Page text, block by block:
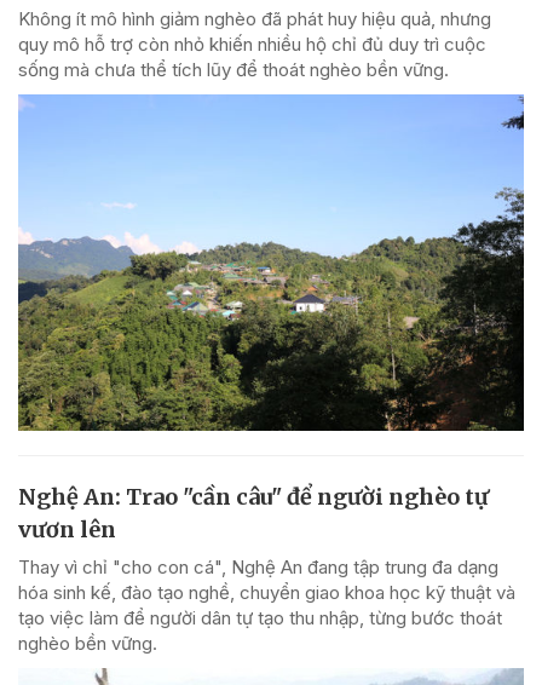
Không ít mô hình giảm nghèo đã phát huy hiệu quả, nhưng
quy mô hỗ trợ còn nhỏ khiến nhiều hộ chỉ đủ duy trì cuộc
sống mà chưa thể tích lũy để thoát nghèo bền vững.
Nghệ An: Trao "cần câu" để người nghèo tự
vươn lên
Thay vì chỉ "cho con cá", Nghệ An đang tập trung đa dạng
hóa sinh kế, đào tạo nghề, chuyển giao khoa học kỹ thuật và
tạo việc làm để người dân tự tạo thu nhập, từng bước thoát
nghèo bền vững.